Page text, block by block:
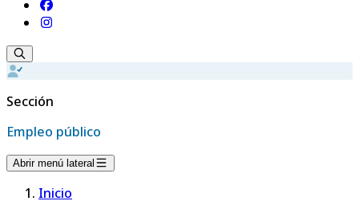
Sección
Empleo público
Abrir menú lateral
Inicio